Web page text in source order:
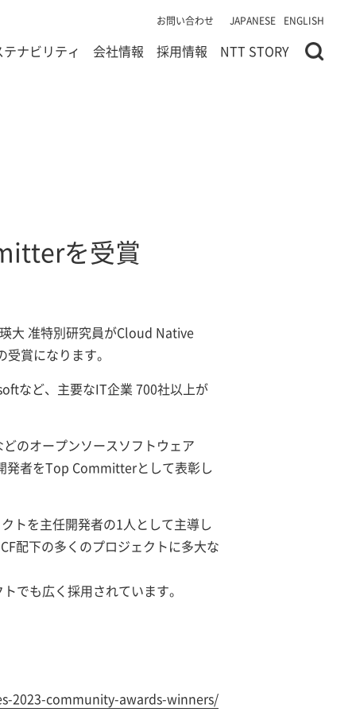
お問い合わせ JAPANESE ENGLISH
テナビリティ 会社情報 採用情報 NTT STORY
を受賞
大 准特別研究員がCloud Native
賞になります。
など、主要なIT企業 700社以上が
のオープンソースソフトウェア
発者をTop Committerとして表彰し
トを主任開発者の1人として主導し
配下の多くのプロジェクトに多大な
でも広く採用されています。
2023-community-awards-winners/